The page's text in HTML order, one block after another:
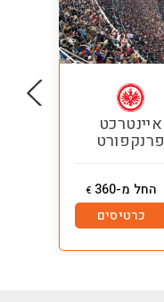
איינטרכט
פרנקפורט
החל מ-360 €
כרטיסים